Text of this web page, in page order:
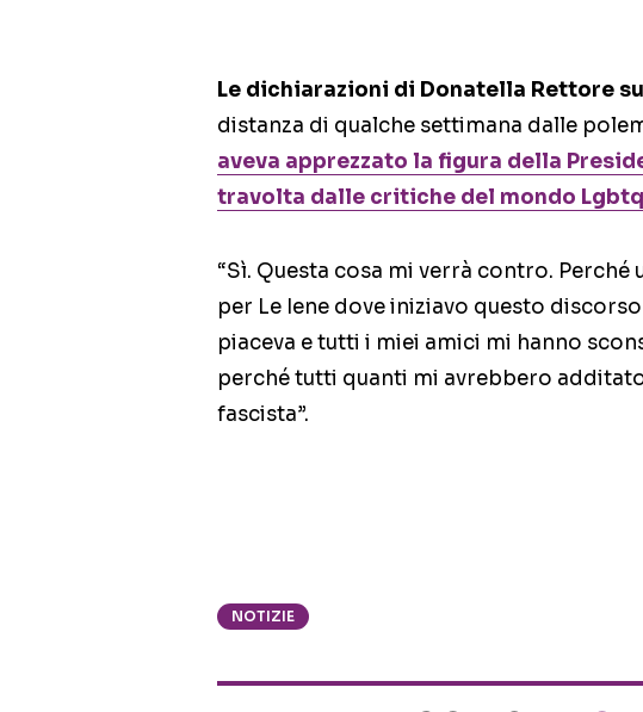
Le dichiarazioni di Donatella Rettore
distanza di qualche settimana dalle
aveva apprezzato la figura della
travolta dalle critiche del mondo
“Sì. Questa cosa mi verrà contro.
per Le Iene dove iniziavo questo
piaceva e tutti i miei amici mi hanno
perché tutti quanti mi avrebbero
fascista”.
NOTIZIE